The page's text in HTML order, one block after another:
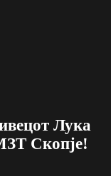
Лука
Скопје!